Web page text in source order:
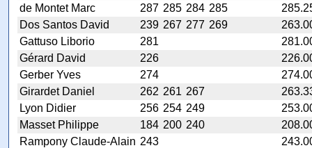
de Montet Marc
287 285 284 285
Dos Santos David
239 267 277 269
Gattuso Liborio
281
Gérard David
226
Gerber Yves
274
Girardet Daniel
262 261 267
Lyon Didier
256 254 249
Masset Philippe
184 200 240
Rampony Claude-Alain 243